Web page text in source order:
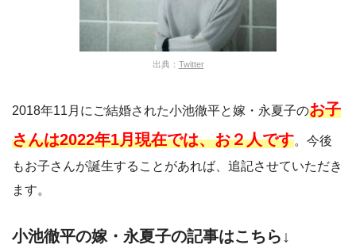
出典： Twitter
2018年11月にご結婚された小池徹平と嫁・永夏子のお子
さんは2022年1月現在では、お２人です。今後
もお子さんが誕生することがあれば、追記させていただき
ます。
小池徹平の嫁・永夏子の記事はこちら↓